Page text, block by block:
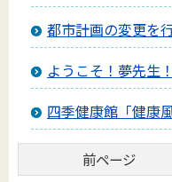
都市計画の変更を
ようこそ！夢先生
四季健康館「健康
前ページ